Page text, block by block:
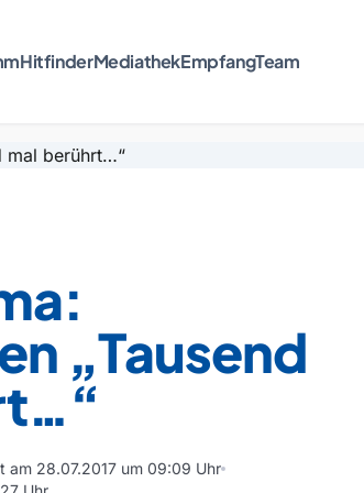
HitfinderMediathekEmpfangTeam
„Tausend
am 28.07.2017 um 09:09 Uhr